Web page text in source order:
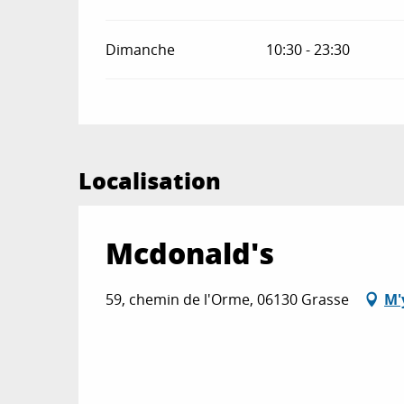
Dimanche 10:30 - 23:30
Localisation
Mcdonald's
59, chemin de l'Orme, 06130 Grasse